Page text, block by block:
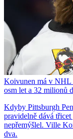
Koivunen má v NHL
osm let a 32 milionů
Kdyby Pittsburgh
pravidelně dává
nepřemýšlel. Ville
dva.